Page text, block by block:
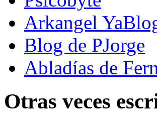
Arkangel
Blog de PJorge
Abladías de
Otras veces